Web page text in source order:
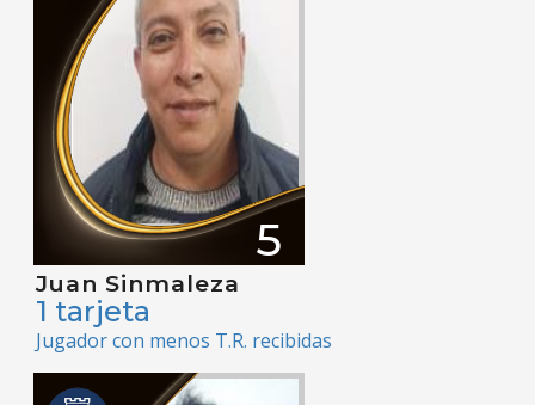
5
Juan Sinmaleza
1 tarjeta
Jugador con menos T.R. recibidas